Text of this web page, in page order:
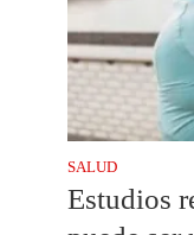
SALUD
Estudios